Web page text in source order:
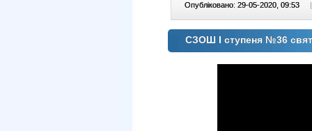
Опубліковано: 29-05-2020, 09:53 |
СЗОШ І ступеня №36